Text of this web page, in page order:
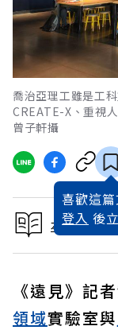
喬治亞理工雖是工
CREATE-X、重視
曾子軒攝
喜歡這
登入 後
本文出自
《遠見》記
領域實驗室與